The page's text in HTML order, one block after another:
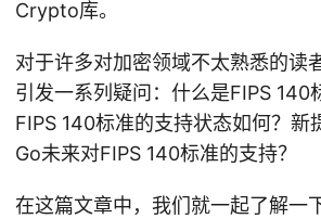
Crypto库。
对于许多对加密领域不太熟悉的读
引发一系列疑问：什么是FIPS 140
FIPS 140标准的支持状态如何？新
Go未来对FIPS 140标准的支持？
在这篇文章中，我们就一起了解一